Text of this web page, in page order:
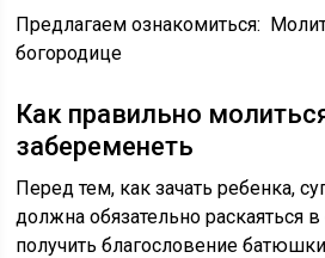
Предлагаем ознакомиться:
богородице
Как правильно
забеременеть
Перед тем, как зачать ребенка,
должна обязательно раскаяться
получить благословение